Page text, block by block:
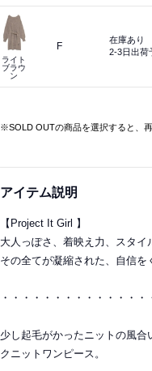
ライト
ブラウ
ン
F
在庫あり
2-3日出荷
※SOLD OUTの商品を選択すると、
アイテム説明
【Project It Girl 】
大人っぽさ、着映え力、スタイ
その全てが凝縮された、自信を
・・・・・・・・・・・・・・
少し起毛がかったニットの風
クニットワンピース。